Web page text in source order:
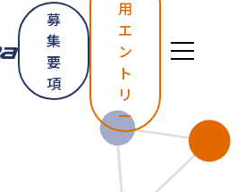
募
集
要
項
用
エ
ン
ト
リ
ー